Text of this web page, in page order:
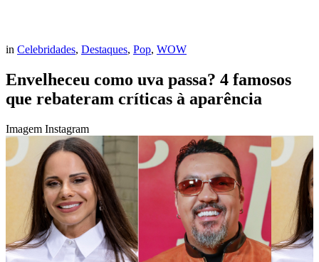
in Celebridades, Destaques, Pop, WOW
Envelheceu como uva passa? 4 famosos
que rebateram críticas à aparência
Imagem Instagram